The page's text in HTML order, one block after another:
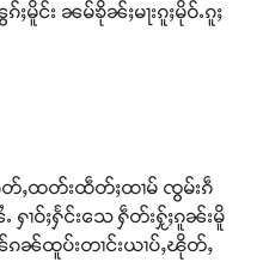
ႇၶႃႈဢေႃႈ။
င်း ၼမ်ၶိုၼ်ႈမႃးၵူႈမိုဝ်ႉၵူႈ
ၵူတ်ႇထတ်းထဵတ်ႈထၢမ် ၸွမ်းၵဵ
ဝ်ႈႁႅင်းသေ ႁဵတ်းႁႂ်ႈၵူၼ်းမိူ
ၼ်ထူပ်းတၢင်းယၢပ်ႇၽိုတ်ႇ